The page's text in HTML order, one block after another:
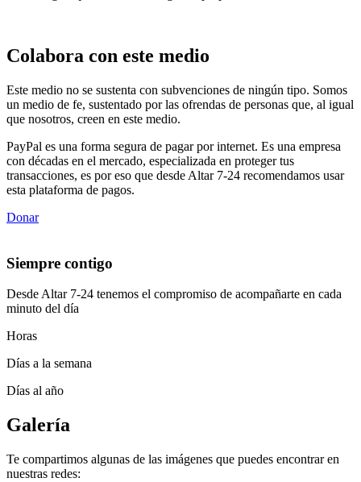
Colabora con este medio
Este medio no se sustenta con subvenciones de ningún tipo. Somos
un medio de fe, sustentado por las ofrendas de personas que, al igual
que nosotros, creen en este medio.
PayPal es una forma segura de pagar por internet. Es una empresa
con décadas en el mercado, especializada en proteger tus
transacciones, es por eso que desde Altar 7-24 recomendamos usar
esta plataforma de pagos.
Donar
Siempre contigo
Desde Altar 7-24 tenemos el compromiso de acompañarte en cada
minuto del día
Horas
Días a la semana
Días al año
Galería
Te compartimos algunas de las imágenes que puedes encontrar en
nuestras redes: